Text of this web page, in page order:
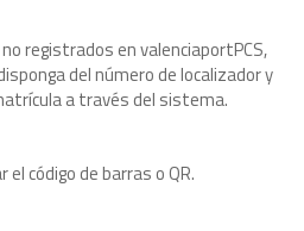
registrados en valenciaportPCS,
del número de localizador y
a través del sistema.
código de barras o QR.